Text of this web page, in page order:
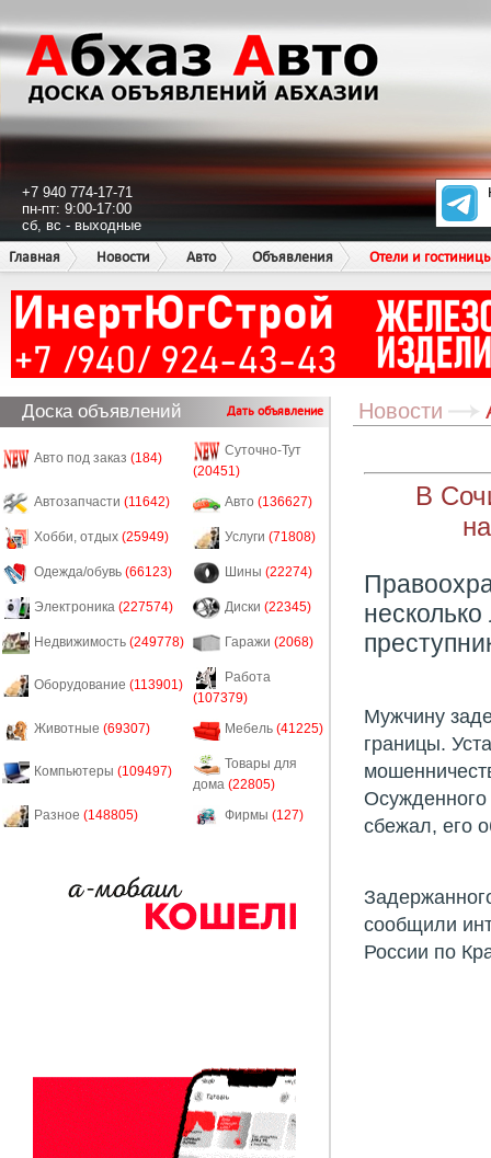
+7 940 774-17-71
пн-пт: 9:00-17:00
сб, вс - выходные
Главная
Новости Авто Объявления Отели и
Доска объявлений Дать объявление
Авто под заказ (184)
Суточно-Тут
(20451)
Автозапчасти (11642) Авто (136627)
Хобби, отдых (25949) Услуги (71808)
Одежда/обувь (66123) Шины (22274)
Электроника (227574) Диски (22345)
Недвижимость (249778) Гаражи (2068)
Оборудование (113901)
Работа
(107379)
Животные (69307) Мебель (41225)
Компьютеры (109497)
Товары для
дома (22805)
Разное (148805) Фирмы (127)
Новости
В
Мужчину
границы.
сбежал, его
сообщили
России по